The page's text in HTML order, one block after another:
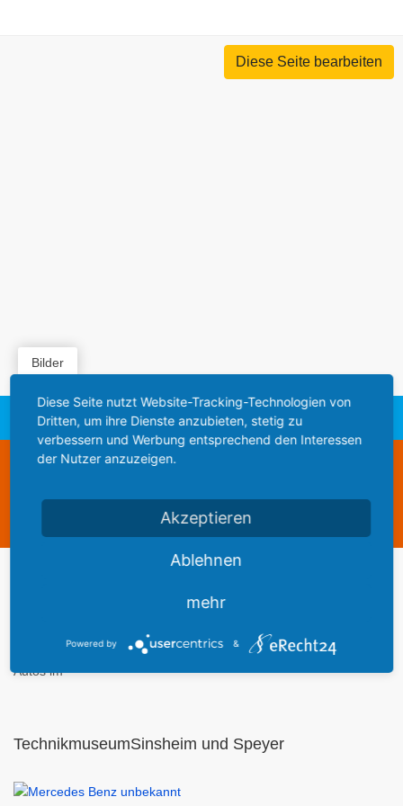
Diese Seite bearbeiten
Bilder
Mercedes Benz (zur Zeit unbekannt):
Diese Webseite steht zum Verkauf
Statistics
Autos im
TechnikmuseumSinsheim und Speyer
Diese Seite nutzt Website-Tracking-Technologien von
Dritten, um ihre Dienste anzubieten, stetig zu
verbessern und Werbung entsprechend den Interessen
der Nutzer anzuzeigen.
Akzeptieren
Ablehnen
mehr
Powered by &